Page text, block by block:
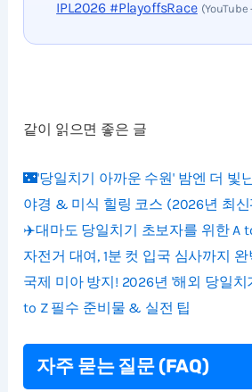
IPL2026 #PlayoffsRace (YouTube
같이 읽으면 좋은 글
🌃'당일치기 아까운 수원' 밤엔 더 빛
야경 & 미식 힐링 코스 (2026년 최
✈️대마도 당일치기 초보자를 위한 A
자전거 대여, 1분 컷 입국 심사까지
국제 미아 방지! 2026년 '해외 당일치
to Z 필수 준비물 & 실전 팁
자주 묻는 질문 (FAQ)